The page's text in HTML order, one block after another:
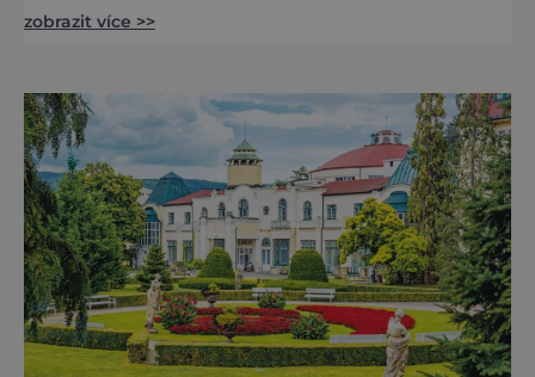
zve na cestu plnou inspirace, dobrodružství i
podobě. Města s neopakovatelnou
atmosférou Vydejte se s námi na prohlídku
měst, která patří k
zobrazit více >>